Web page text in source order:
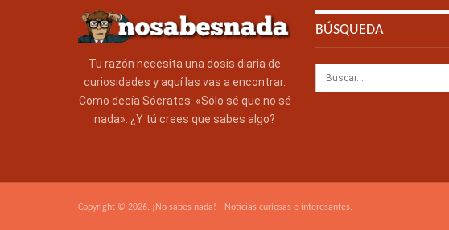
Tu razón necesita una dosis diaria de
curiosidades y aquí las vas a encontrar.
Como decía Sócrates: «Sólo sé que no sé
nada». ¿Y tú crees que sabes algo?
BÚSQUEDA
Copyright © 2026. ¡No sabes nada! - Noticias curiosas e interesantes.